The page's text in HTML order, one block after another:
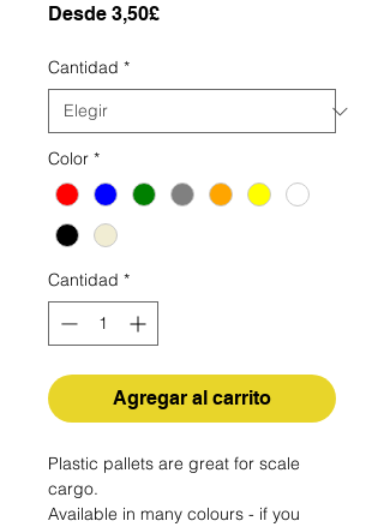
Desde 3,50£Precio
Cantidad *
Color *
Cantidad *
Agregar al carrito
Plastic pallets are great for scale
cargo.
Available in many colours - if you